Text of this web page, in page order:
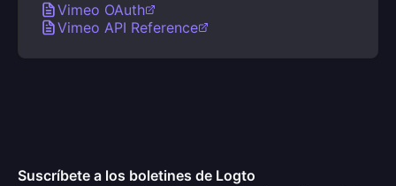
Vimeo OAuth
Vimeo API Reference
Suscríbete a los boletines de Logto